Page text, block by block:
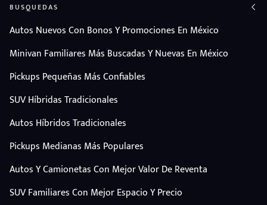
BUSQUEDAS
Autos Nuevos Con Bonos Y Promociones En México
Minivan Familiares Más Buscadas Y Nuevas En México
Pickups Pequeñas Más Confiables
SUV Híbridas Tradicionales
Autos Híbridos Tradicionales
Pickups Medianas Más Populares
Autos Y Camionetas Con Mejor Valor De Reventa
SUV Familiares Con Mejor Espacio Y Precio